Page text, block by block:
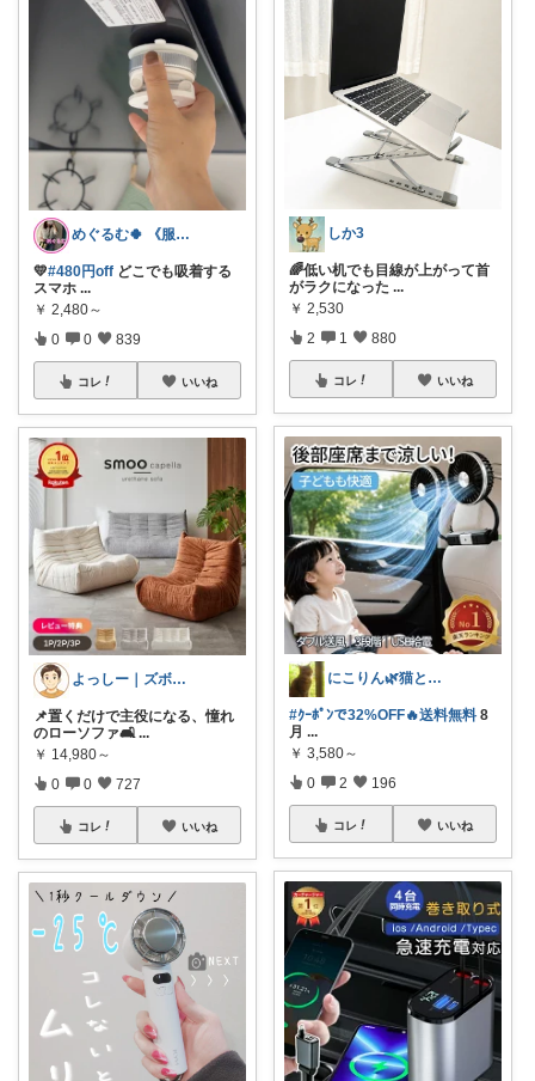
めぐるむ🍀 《服と暮らし》朝コレ
💛#480円off どこでも吸着する
スマホ ...
￥ 2,480～
0 0 839
コレ いいね
よっしー｜ズボラでもおしゃれに整えたい
📌置くだけで主役になる、憧れ
のローソファ🛋 ...
￥ 14,980～
0 0 727
コレ いいね
しか3
🌈低い机でも目線が上がって首
がラクになった ...
￥ 2,530
2 1 880
コレ いいね
にこりん🌿猫と暮らす主婦のROOM😹
#ｸｰﾎﾟﾝで32%OFF🔥送料無料 8
月 ...
￥ 3,580～
0 2 196
コレ いいね